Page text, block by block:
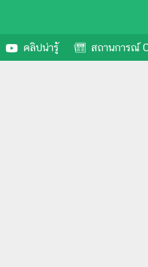
คลิปน่ารู้ สถานการณ์